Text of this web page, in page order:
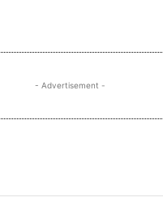
- Advertisement -